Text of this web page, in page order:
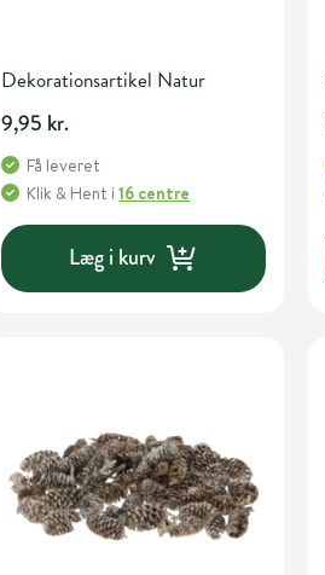
Dekorationsartikel Natur
9,95 kr.
Få leveret
Klik & Hent i16 centre
Læg i kurv